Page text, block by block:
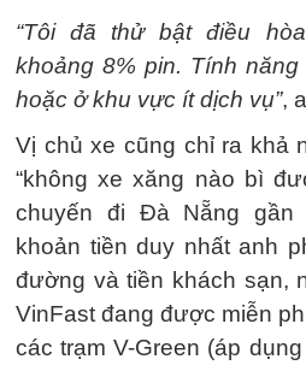
“Tôi đã thử bật điều
khoảng 8% pin. Tính
hoặc ở khu vực ít dịch vụ”,
Vị chủ xe cũng chỉ ra khả
“không xe xăng nào bì
chuyến đi Đà Nẵng gần
khoản tiền duy nhất anh
đường và tiền khách sạn,
VinFast đang được miễn
các trạm V-Green (áp